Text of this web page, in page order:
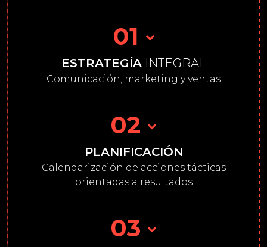
01
ESTRATEGÍAINTEGRAL
Comunicación, marketing y ventas
02
PLANIFICACIÓN
Calendarización de acciones tácticas
orientadas a resultados
03